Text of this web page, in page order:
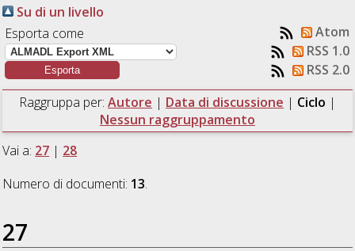
Su di un livello
Esporta come
Atom
RSS 1.0
RSS 2.0
Raggruppa per: Autore | Data di discussione | Ciclo |
Nessun raggruppamento
Vai a: 27 | 28
Numero di documenti: 13.
27